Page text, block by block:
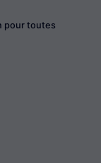
pour toutes